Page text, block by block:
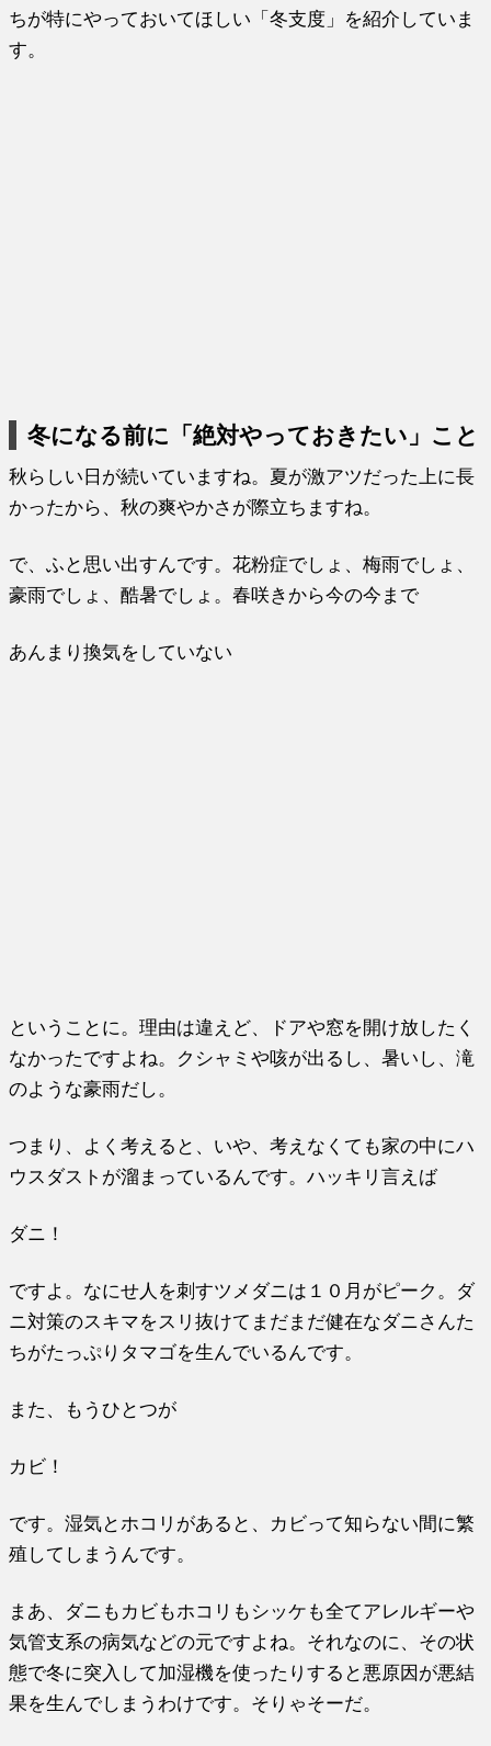
ちが特にやっておいてほしい「冬支度」を紹介していま
す。
冬になる前に「絶対やっておきたい」こと
秋らしい日が続いていますね。夏が激アツだった上に長
かったから、秋の爽やかさが際立ちますね。
で、ふと思い出すんです。花粉症でしょ、梅雨でしょ、
豪雨でしょ、酷暑でしょ。春咲きから今の今まで
あんまり換気をしていない
ということに。理由は違えど、ドアや窓を開け放したく
なかったですよね。クシャミや咳が出るし、暑いし、滝
のような豪雨だし。
つまり、よく考えると、いや、考えなくても家の中にハ
ウスダストが溜まっているんです。ハッキリ言えば
ダニ！
ですよ。なにせ人を刺すツメダニは１０月がピーク。ダ
ニ対策のスキマをスリ抜けてまだまだ健在なダニさんた
ちがたっぷりタマゴを生んでいるんです。
また、もうひとつが
カビ！
です。湿気とホコリがあると、カビって知らない間に繁
殖してしまうんです。
まあ、ダニもカビもホコリもシッケも全てアレルギーや
気管支系の病気などの元ですよね。それなのに、その状
態で冬に突入して加湿機を使ったりすると悪原因が悪結
果を生んでしまうわけです。そりゃそーだ。